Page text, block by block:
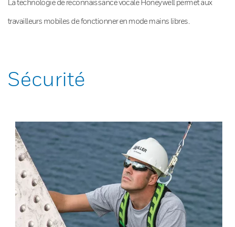
La technologie de reconnaissance vocale Honeywell permet aux
travailleurs mobiles de fonctionner en mode mains libres.
Sécurité